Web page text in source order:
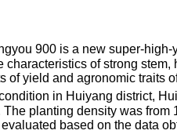
900 is a new super-
characteristics of strong
of yield and agronomic
in Huiyang district,
planting density was
based on the data